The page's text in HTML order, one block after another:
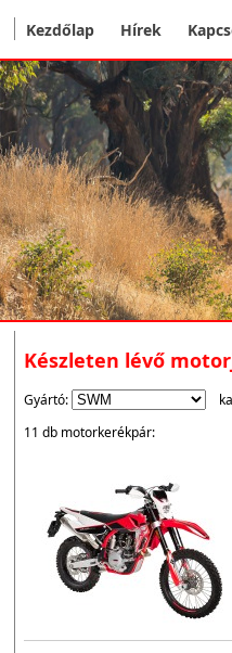
Kezdőlap Hírek
Készleten lévő
Gyártó:
11 db motorkerékpár: